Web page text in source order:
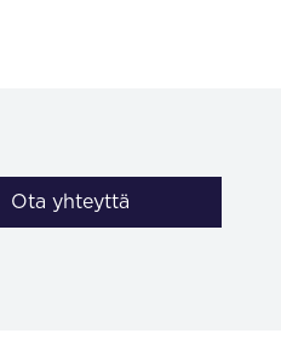
Ota yhteyttä